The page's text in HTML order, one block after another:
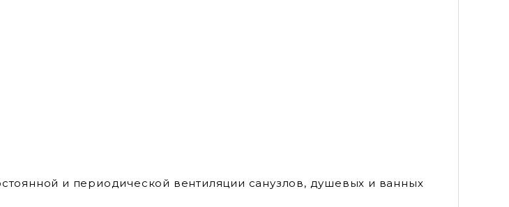
и периодической вентиляции санузлов, душевых и ванных